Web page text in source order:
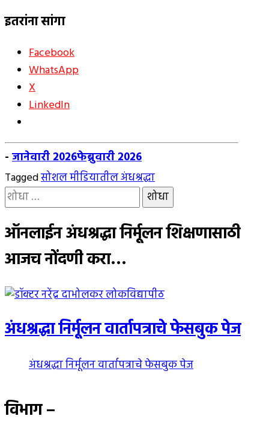
इतरांना सांगा
Facebook
WhatsApp
X
LinkedIn
- जानेवारी 2026फेब्रुवारी 2026
Taggedसोशल मीडियातील अंधश्रद्धा
यांचा
शोध
घ्या
ऑनलाईन अंधश्रद्धा निर्मूलन शिक्षणासाठी
आजच नोंदणी करा…
अंधश्रद्धा निर्मूलन वार्तापत्राचे फेसबुक पेज
अंधश्रद्धा निर्मूलन वार्तापत्राचे फेसबुक पेज
विभाग –